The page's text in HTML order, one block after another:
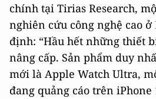
chính tại Tirias Research,
nghiên cứu công nghệ cao
định: “Hầu hết những thiết
nâng cấp. Sản phẩm duy
mới là Apple Watch Ultra,
đang quảng cáo trên iPhone